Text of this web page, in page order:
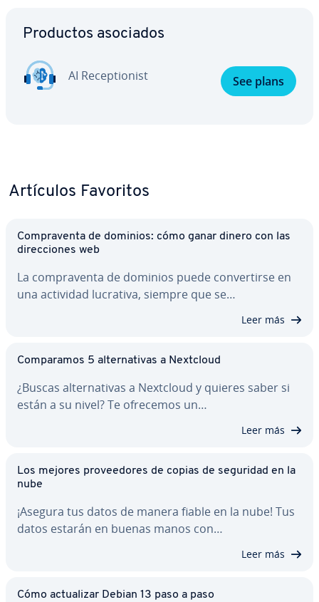
Productos asociados
AI Re­ce­p­tio­ni­st See plans
Artículos Favoritos
Co­m­pra­ve­n­ta de dominios: cómo ganar dinero con las
di­re­c­cio­nes web
La co­m­pra­ve­n­ta de dominios puede co­n­ve­r­ti­r­se en
una actividad lucrativa, siempre que se…
Leer más
Co­m­pa­ra­mos 5 al­te­r­na­ti­vas a Nextcloud
¿Buscas al­te­r­na­ti­vas a Nextcloud y quieres saber si
están a su nivel? Te ofrecemos un…
Leer más
Los mejores pro­vee­do­res de copias de seguridad en la
nube
¡Asegura tus datos de manera fiable en la nube! Tus
datos estarán en buenas manos con…
Leer más
Cómo ac­tua­li­zar Debian 13 paso a paso